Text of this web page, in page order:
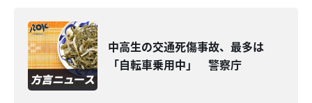
中高生の交通死傷事故、最多は
「自転車乗用中」 警察庁